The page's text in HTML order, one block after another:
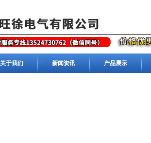
关于我们 新闻资讯 产品展示